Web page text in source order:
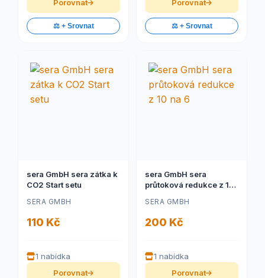
Porovnat
⚖️ + Srovnat
Porovnat
⚖️ + Srovnat
sera GmbH sera zátka k
CO2 Start setu
SERA GMBH
110 Kč
1 nabídka
Porovnat
sera GmbH sera
průtoková redukce z 10
SERA GMBH
200 Kč
1 nabídka
Porovnat